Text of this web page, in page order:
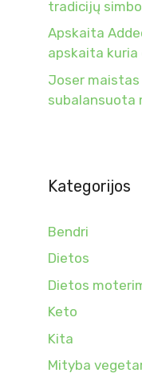
tradicijų
Apskaita
apskaita kuria
Joser maistas
subalansuota
Kategorijos
Bendri
Dietos
Dietos
Keto
Kita
Mityba